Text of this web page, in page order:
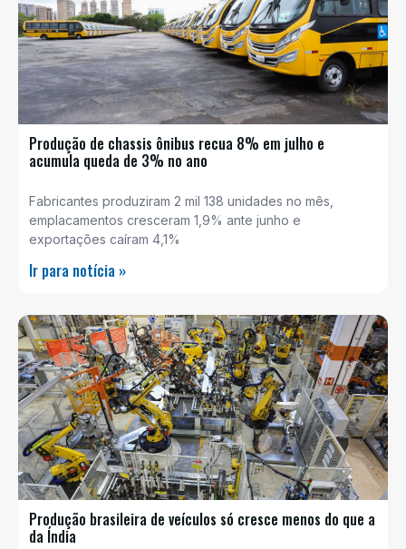
Produção de chassis ônibus recua 8% em julho e
acumula queda de 3% no ano
Fabricantes produziram 2 mil 138 unidades no mês,
emplacamentos cresceram 1,9% ante junho e
exportações caíram 4,1%
Ir para notícia »
Produção brasileira de veículos só cresce menos do que a
da Índia